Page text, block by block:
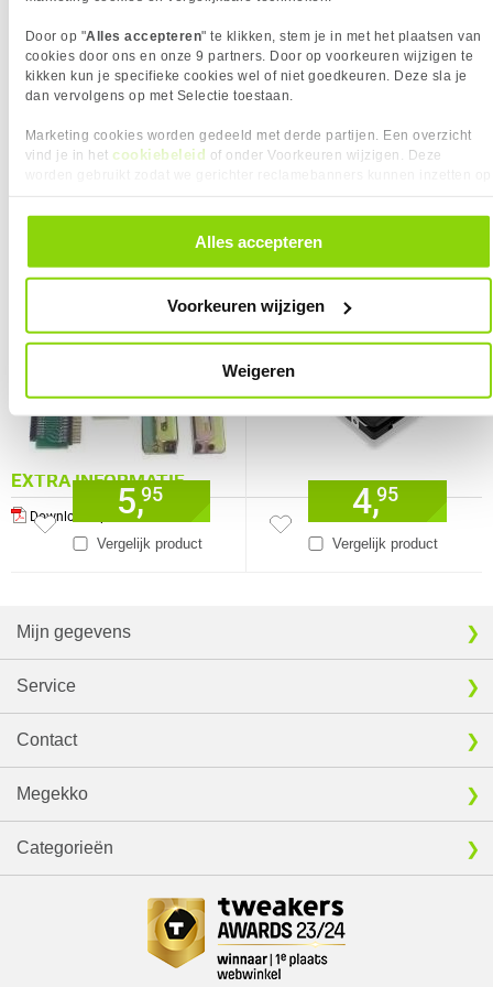
Door op "Alles accepteren" te klikken, stem je in met het plaatsen van
cookies door ons en onze 9 partners. Door op voorkeuren wijzigen te
kikken kun je specifieke cookies wel of niet goedkeuren. Deze sla je
dan vervolgens op met Selectie toestaan.
Marketing cookies worden gedeeld met derde partijen. Een overzicht
vind je in het cookiebeleid of onder Voorkeuren wijzigen. Deze
alle cookies. Je kunt je gegeven toestemming altijd intrekken, dit doe je
door in de footer van onze website te klikken op ‘Cookievoorkeuren’
Alles accepteren
Voorkeuren wijzigen
Weigeren
Garantie
24 maanden
KENMERKEN
Eigenschap Waarde
Maat 13,3 cm (5.25")
PRODUCT INFORMATIE
EAN
4043619472000
Vendorcode
47200
Merk
DeLock
24 maanden
Verkrijgbaar sinds
Februari 2016
⚑ Fout melden
EXTRA INFORMATIE
Download specificatie sheet
5,95 8,95
Haiqoe inbouwbracket 2.5-3.5 MF-
Vergelijk product
5,95
ICY BOX IB-AC729 spacer voor 7mm
2,5" schijven naar 9mm
Vergelijk product
4,95
Mijn gegevens
Service
Contact
Megekko
Categorieën